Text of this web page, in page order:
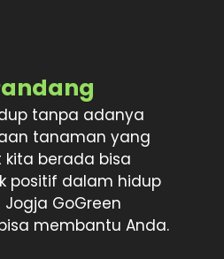
tanpa adanya
tanaman yang
berada bisa
positif dalam hidup
GoGreen
membantu Anda.